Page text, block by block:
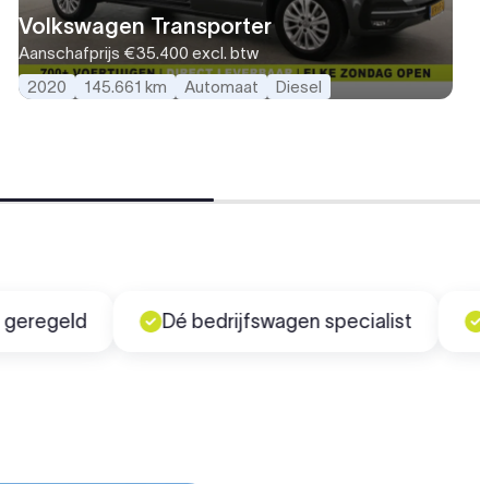
Volkswagen Transporter
Aanschafprijs €35.400 excl. btw
2020
145.661 km Automaat Diesel
Dé bedrijfswagen specialist Uit